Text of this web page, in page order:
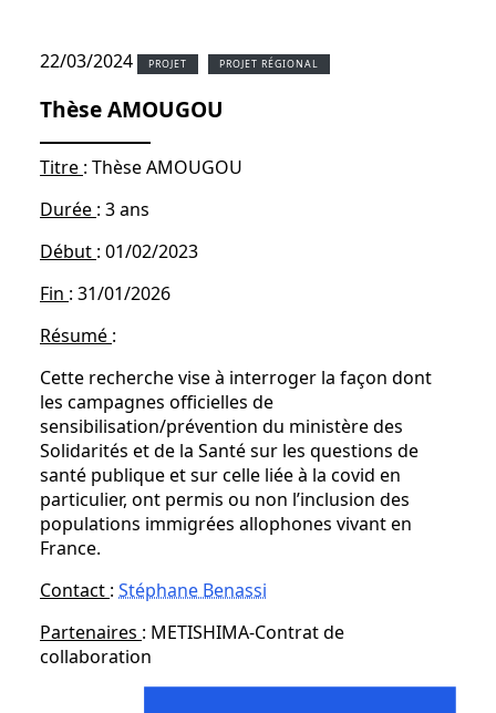
22/03/2024 PROJET PROJET RÉGIONAL
Thèse AMOUGOU
Titre : Thèse AMOUGOU
Durée : 3 ans
Début : 01/02/2023
Fin : 31/01/2026
Résumé :
Cette recherche vise à interroger la façon dont
les campagnes officielles de
sensibilisation/prévention du ministère des
Solidarités et de la Santé sur les questions de
santé publique et sur celle liée à la covid en
particulier, ont permis ou non l’inclusion des
populations immigrées allophones vivant en
France.
Contact : Stéphane Benassi
Partenaires : METISHIMA-Contrat de
collaboration